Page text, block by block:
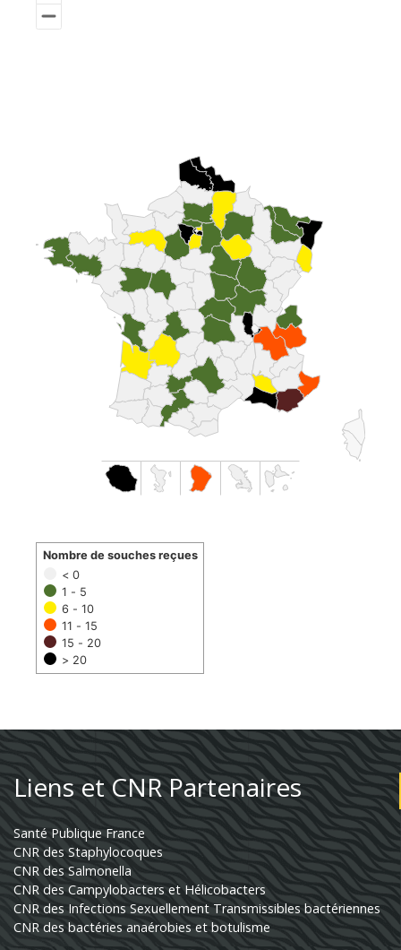
< 0
1 - 5
6 - 10
11 - 15
15 - 20
> 20
Nombre de souches reçues
Liens et CNR Partenaires
Santé Publique France
CNR des Staphylocoques
CNR des Salmonella
CNR des Campylobacters et Hélicobacters
CNR des Infections Sexuellement Transmissibles bactériennes
CNR des bactéries anaérobies et botulisme